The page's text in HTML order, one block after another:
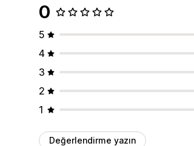
0
5
4
3
2
1
Değerlendirme yazın